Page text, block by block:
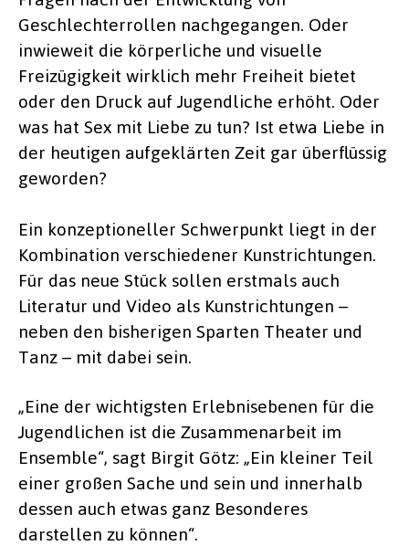
Geschlechterrollen nachgegangen. Oder
inwieweit die körperliche und visuelle
Freizügigkeit wirklich mehr Freiheit bietet
oder den Druck auf Jugendliche erhöht. Oder
was hat Sex mit Liebe zu tun? Ist etwa Liebe in
der heutigen aufgeklärten Zeit gar überflüssig
geworden?
Ein konzeptioneller Schwerpunkt liegt in der
Kombination verschiedener Kunstrichtungen.
Für das neue Stück sollen erstmals auch
Literatur und Video als Kunstrichtungen –
neben den bisherigen Sparten Theater und
Tanz – mit dabei sein.
„Eine der wichtigsten Erlebnisebenen für die
Jugendlichen ist die Zusammenarbeit im
Ensemble“, sagt Birgit Götz: „Ein kleiner Teil
einer großen Sache und sein und innerhalb
dessen auch etwas ganz Besonderes
darstellen zu können“.